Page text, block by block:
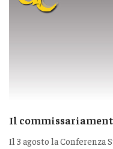
Il
Il 3 agosto la Conferenza